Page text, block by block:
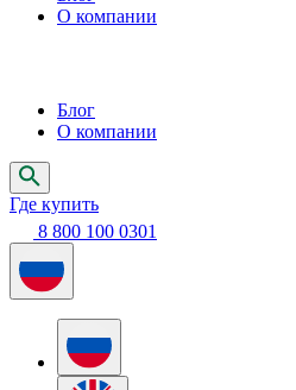
О компании
Блог
О компании
Где купить
8 800 100 0301